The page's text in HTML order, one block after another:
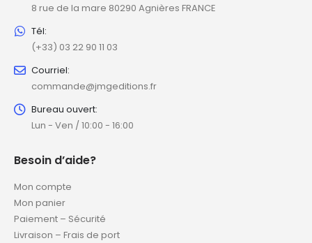
8 rue de la mare 80290 Agnières FRANCE
Tél:
(+33) 03 22 90 11 03
Courriel:
commande@jmgeditions.fr
Bureau ouvert:
Lun - Ven / 10:00 - 16:00
Besoin d’aide?
Mon compte
Mon panier
Paiement – Sécurité
Livraison – Frais de port